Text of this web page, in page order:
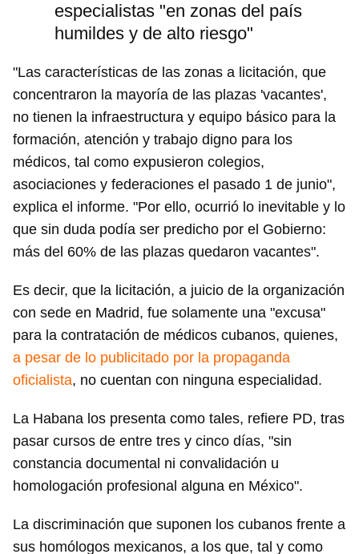
especialistas "en zonas del país
humildes y de alto riesgo"
"Las características de las zonas a licitación, que
concentraron la mayoría de las plazas 'vacantes',
no tienen la infraestructura y equipo básico para la
formación, atención y trabajo digno para los
médicos, tal como expusieron colegios,
asociaciones y federaciones el pasado 1 de junio",
explica el informe. "Por ello, ocurrió lo inevitable y lo
que sin duda podía ser predicho por el Gobierno:
más del 60% de las plazas quedaron vacantes".
Es decir, que la licitación, a juicio de la organización
con sede en Madrid, fue solamente una "excusa"
para la contratación de médicos cubanos, quienes,
a pesar de lo publicitado por la propaganda
oficialista, no cuentan con ninguna especialidad.
La Habana los presenta como tales, refiere PD, tras
pasar cursos de entre tres y cinco días, "sin
constancia documental ni convalidación u
homologación profesional alguna en México".
La discriminación que suponen los cubanos frente a
sus homólogos mexicanos, a los que, tal y como